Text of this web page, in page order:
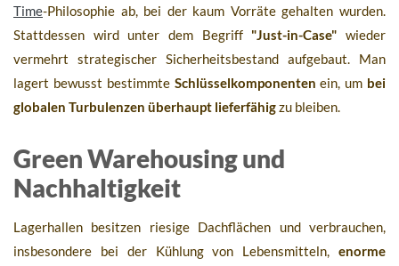
Time-Philosophie ab, bei der kaum Vorräte gehalten wurden.
Stattdessen wird unter dem Begriff "Just-in-Case" wieder
vermehrt strategischer Sicherheitsbestand aufgebaut. Man
lagert bewusst bestimmte Schlüsselkomponenten ein, um bei
globalen Turbulenzen überhaupt lieferfähigzu bleiben.
Green Warehousing und
Nachhaltigkeit
Lagerhallen besitzen riesige Dachflächen und verbrauchen,
insbesondere bei der Kühlung von Lebensmitteln, enorme